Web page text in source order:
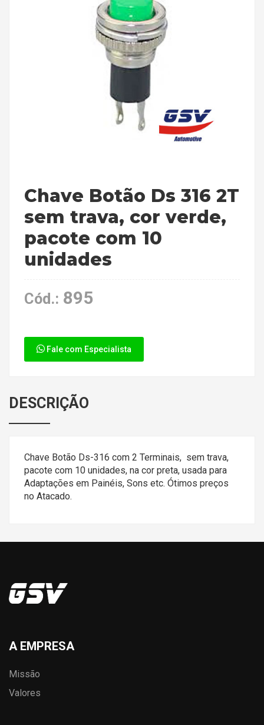
Chave Botão Ds 316 2T
sem trava, cor verde,
pacote com 10
unidades
Cód.: 895
Fale com Especialista
DESCRIÇÃO
Chave Botão Ds-316 com 2 Terminais, sem trava,
pacote com 10 unidades, na cor preta, usada para
Adaptações em Painéis, Sons etc. Ótimos preços
no Atacado.
A EMPRESA
Missão
Valores